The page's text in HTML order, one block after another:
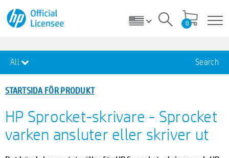
0
All Search
STARTSIDA FÖR PRODUKT
HP Sprocket-skrivare - Sprocket
varken ansluter eller skriver ut